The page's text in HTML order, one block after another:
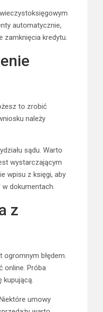
automatycznie,
zamknięcia kredytu.
to zrobić
należy
sądu. Warto
wystarczającym
wpisu z księgi, aby
dokumentach.
z
błędem.
online. Próba
kupującą.
umowy